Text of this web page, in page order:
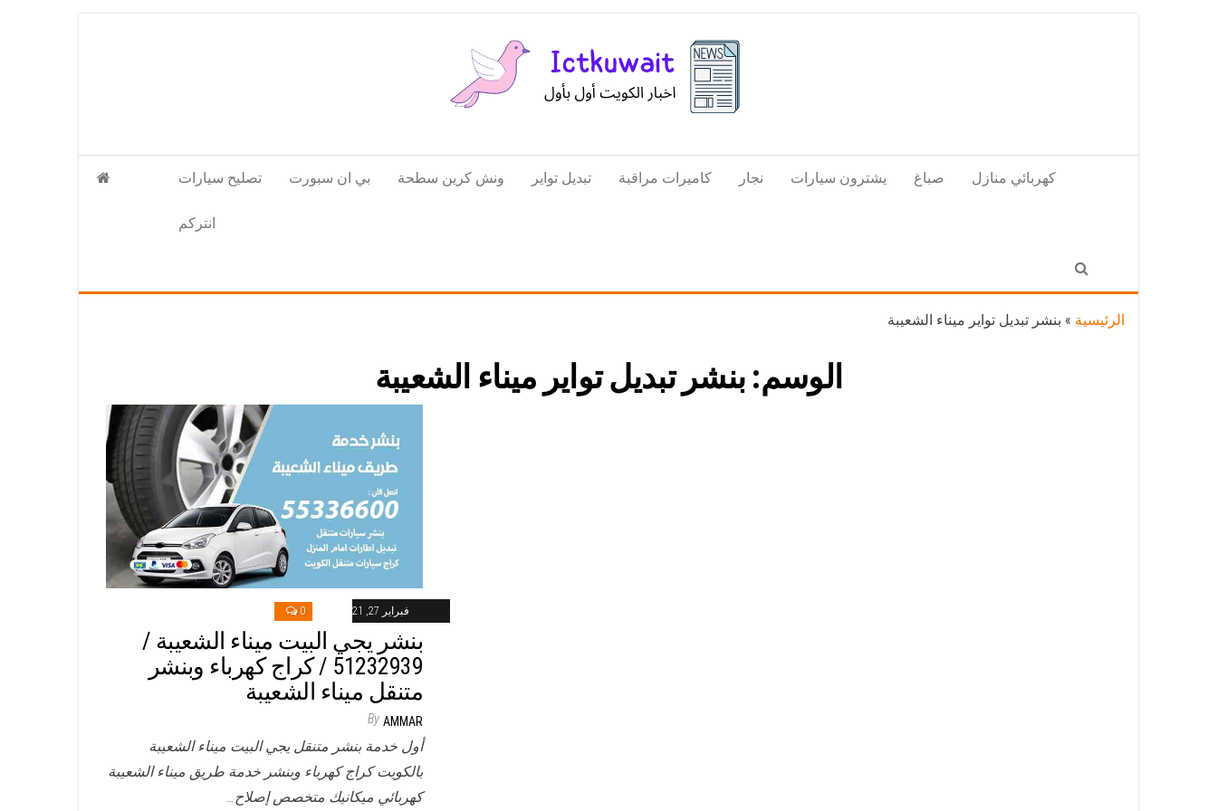
الكويت
تكنولوجيا
المعلومات
تصليح سيارات بي ان سبورت ونش كرين سطحة تبديل تواير كاميرات مراقبة نجار يشترون سيارات صباغ كهربائي منازل
انتركم
الرئيسية » بنشر تبديل تواير ميناء الشعيبة
الوسم: بنشر تبديل تواير ميناء الشعيبة
فبراير 27, 2021 0
بنشر يجي البيت ميناء الشعيبة /
51232939‬ / كراج كهرباء وبنشر
متنقل ميناء الشعيبة
By AMMAR
أول خدمة بنشر متنقل يجي البيت ميناء الشعيبة
بالكويت كراج كهرباء وبنشر خدمة طريق ميناء الشعيبة
كهربائي ميكانيك متخصص إصلاح…